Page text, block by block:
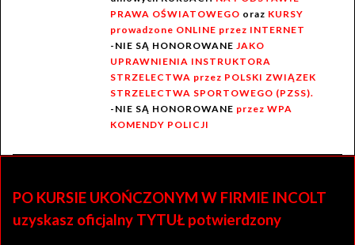
PRAWA OŚWIATOWEGO oraz KURSY
prowadzone ONLINE przez INTERNET
-NIE SĄ HONOROWANE JAKO
UPRAWNIENIA INSTRUKTORA
STRZELECTWA przez POLSKI ZWIĄZEK
STRZELECTWA SPORTOWEGO (PZSS).
-NIE SĄ HONOROWANE przez WPA
KOMENDY POLICJI
PO KURSIE UKOŃCZONYM W FIRMIE INCOLT
uzyskasz oficjalny TYTUŁ potwierdzony